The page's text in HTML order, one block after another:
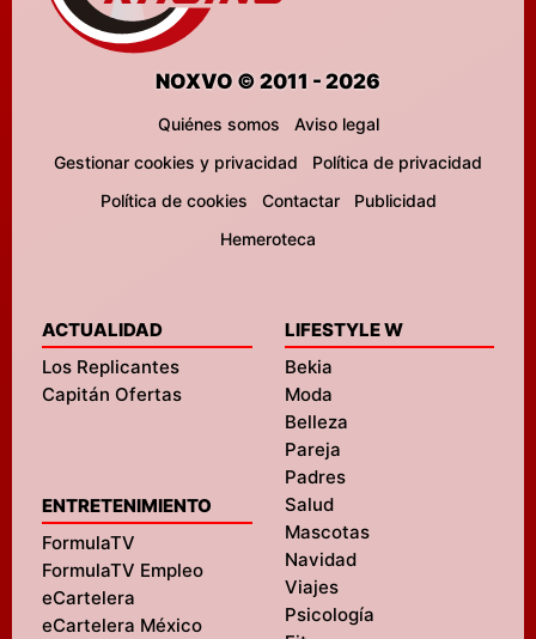
NOXVO © 2011 - 2026
Quiénes somos
Aviso legal
Gestionar cookies y privacidad
Política de privacidad
Política de cookies
Contactar
Publicidad
Hemeroteca
ACTUALIDAD
Los Replicantes
Capitán Ofertas
ENTRETENIMIENTO
FormulaTV
FormulaTV Empleo
eCartelera
eCartelera México
LIFESTYLE W
Bekia
Moda
Belleza
Pareja
Padres
Salud
Mascotas
Navidad
Viajes
Psicología